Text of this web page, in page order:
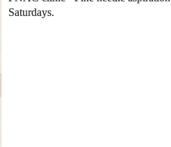
Saturdays.